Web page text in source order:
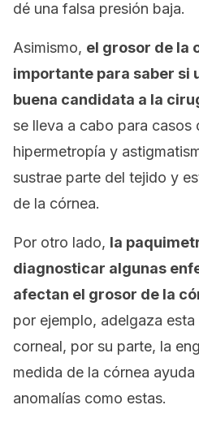
dé una falsa presión baja.
Asimismo, el grosor de la
importante para saber si
buena candidata a la
se lleva a cabo para casos
hipermetropía y
sustrae parte del tejido y
de la córnea.
Por otro lado, la
diagnosticar algunas
afectan el grosor de la
por ejemplo, adelgaza esta
corneal, por su parte, la
medida de la córnea
anomalías como estas.